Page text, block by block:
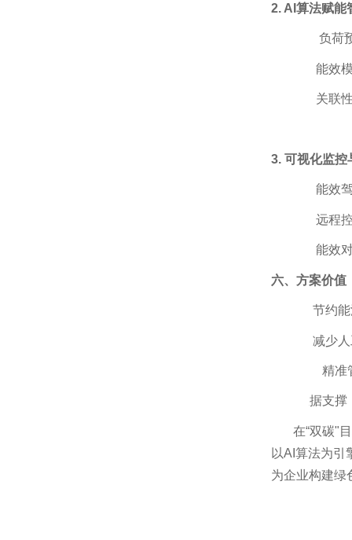
2. AI算法赋能
负荷
能效
关联
3. 可视化监控
能效
远程
能效
六、方案价值
节约
减少
精准
数据支撑
在“双碳"
以AI算法为引
为企业构建绿